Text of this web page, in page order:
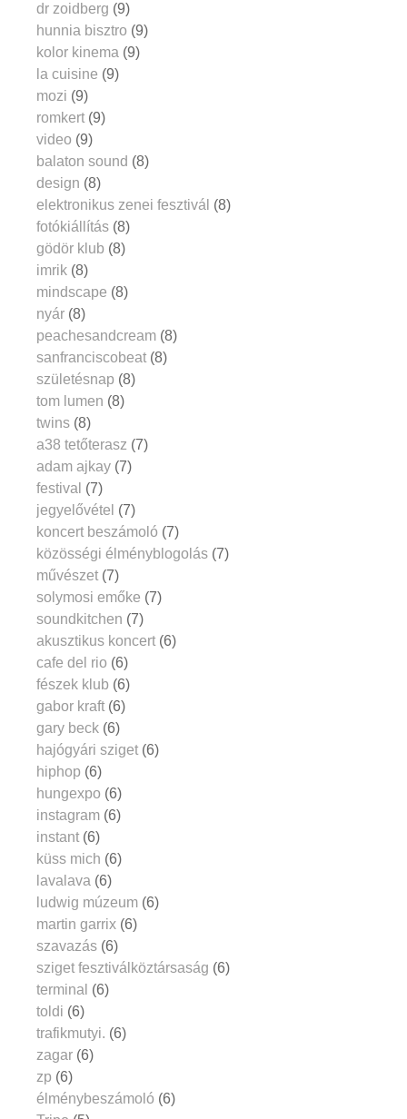
dr zoidberg (9)
hunnia bisztro (9)
kolor kinema (9)
la cuisine (9)
mozi (9)
romkert (9)
video (9)
balaton sound (8)
design (8)
elektronikus zenei fesztivál (8)
fotókiállítás (8)
gödör klub (8)
imrik (8)
mindscape (8)
nyár (8)
peachesandcream (8)
sanfranciscobeat (8)
születésnap (8)
tom lumen (8)
twins (8)
a38 tetőterasz (7)
adam ajkay (7)
festival (7)
jegyelővétel (7)
koncert beszámoló (7)
közösségi élményblogolás (7)
művészet (7)
solymosi emőke (7)
soundkitchen (7)
akusztikus koncert (6)
cafe del rio (6)
fészek klub (6)
gabor kraft (6)
gary beck (6)
hajógyári sziget (6)
hiphop (6)
hungexpo (6)
instagram (6)
instant (6)
küss mich (6)
lavalava (6)
ludwig múzeum (6)
martin garrix (6)
szavazás (6)
sziget fesztiválköztársaság (6)
terminal (6)
toldi (6)
trafikmutyi. (6)
zagar (6)
zp (6)
élménybeszámoló (6)